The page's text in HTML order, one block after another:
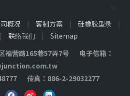
概况 | 客制方案 | 硅橡胶型录
|
| 联络我们 |
Sitemap
福营路165巷57弄7号 电子信箱：
传真：886-2-29032277